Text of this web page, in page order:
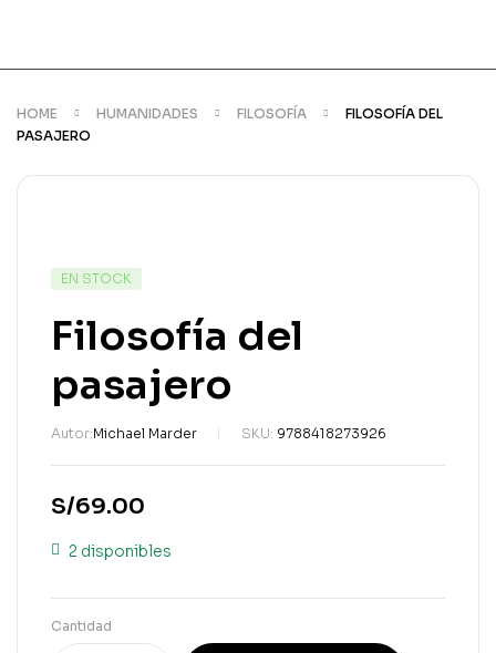
HOME HUMANIDADES FILOSOFÍA
FILOSOFÍA DEL
PASAJERO
DISPONIBILIDAD:
EN STOCK
Filosofía del
pasajero
Autor:Michael Marder SKU: 9788418273926
S/69.00
2 disponibles
Cantidad